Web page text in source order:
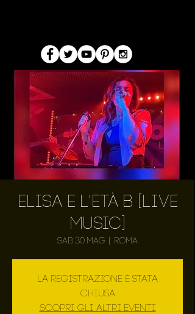
Elisa e L'Età β [LIVE
MUSIC]
sab 30 mag Roma
La registrazione è stata
chiusa
Scopri gli altri eventi